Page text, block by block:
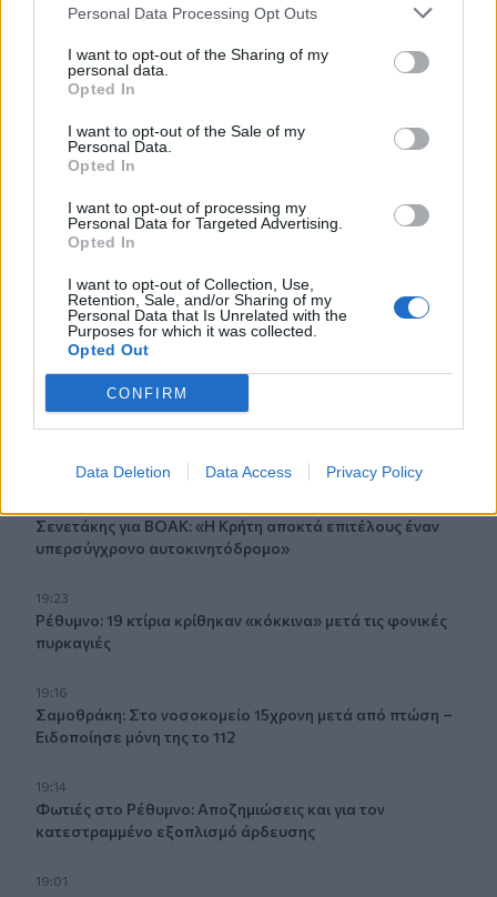
Personal Data Processing Opt Outs
I want to opt-out of the Sharing of my
personal data.
Opted In
I want to opt-out of the Sale of my
Personal Data.
Opted In
I want to opt-out of processing my
Personal Data for Targeted Advertising.
Opted In
I want to opt-out of Collection, Use,
Retention, Sale, and/or Sharing of my
Personal Data that Is Unrelated with the
Purposes for which it was collected.
Opted Out
CONFIRM
Data Deletion Data Access Privacy Policy
Γερμανία: Τουλάχιστον 25 τραυματίες, οι επτά σοβαρά,
από σύγκρουση δύο τραμ - Δείτε βίντεο
20:06
Οργανωτικό λίφτινγκ χρειάζονται οι δήμοι
Ζ. Κωνσταντοπούλου για πυρκαγιές: Αυτό που συμβαίνει
δεν είναι ατύχημα αλλά έγκλημα συνεχιζόμενο
19:56
Σε κλίμα οδύνης το ύστατο χαίρε στον Αριστοτέλη
Δαμίγο που έχασε τη ζωή του κατά τη συντριβή των
ελικοπτέρων στην Ψάθα
19:42
Χανιά: Εκδήλωση μνήμης για τα 81 χρόνια από τη
Σενετάκης για ΒΟΑΚ: «Η Κρήτη αποκτά επιτέλους έναν
υπερσύγχρονο αυτοκινητόδρομο»
19:23
Ρέθυμνο: 19 κτίρια κρίθηκαν «κόκκινα» μετά τις φονικές
πυρκαγιές
19:16
Σαμοθράκη: Στο νοσοκομείο 15χρονη μετά από πτώση –
Ειδοποίησε μόνη της το 112
19:14
Φωτιές στο Ρέθυμνο: Αποζημιώσεις και για τον
κατεστραμμένο εξοπλισμό άρδευσης
19:01